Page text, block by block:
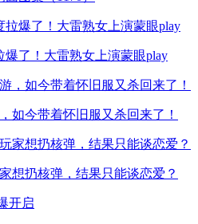
了！大雷熟女上演蒙眼play
如今带着怀旧服又杀回来了！
想扔核弹，结果只能谈恋爱？